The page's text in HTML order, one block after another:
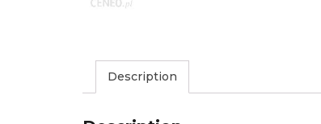
Description